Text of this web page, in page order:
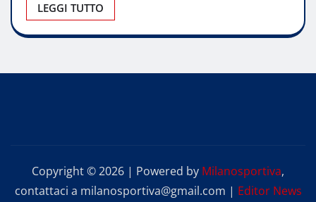
LEGGI TUTTO
Copyright © 2026 | Powered by Milanosportiva,
contattaci a milanosportiva@gmail.com | Editor News